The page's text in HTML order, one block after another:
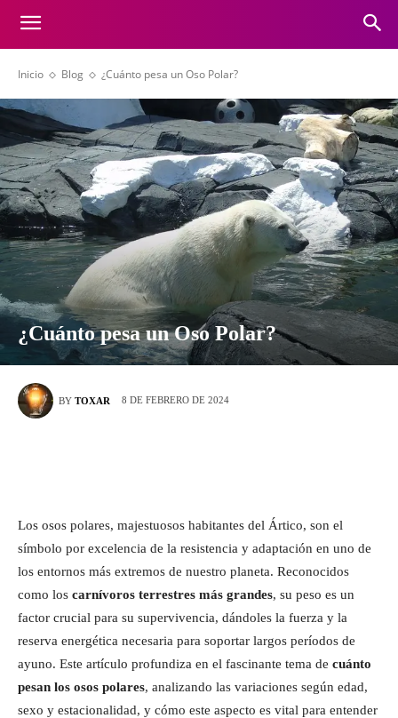
Inicio Blog ¿Cuánto pesa un Oso Polar?
¿Cuánto pesa un Oso Polar?
BY TOXAR 8 DE FEBRERO DE 2024
Los osos polares, majestuosos habitantes del Ártico, son el
símbolo por excelencia de la resistencia y adaptación en uno de
los entornos más extremos de nuestro planeta. Reconocidos
como los carnívoros terrestres más grandes, su peso es un
factor crucial para su supervivencia, dándoles la fuerza y la
reserva energética necesaria para soportar largos períodos de
ayuno. Este artículo profundiza en el fascinante tema de cuánto
pesan los osos polares, analizando las variaciones según edad,
sexo y estacionalidad, y cómo este aspecto es vital para entender